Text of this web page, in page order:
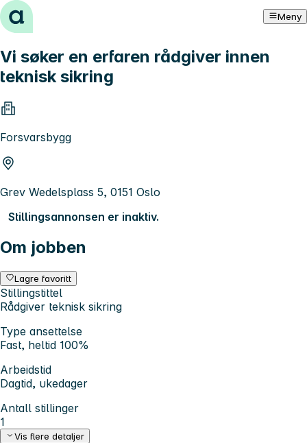
Hopp til innhold Meny
Vi søker en erfaren rådgiver innen
teknisk sikring
Forsvarsbygg
Grev Wedelsplass 5, 0151 Oslo
Stillingsannonsen er inaktiv.
Om jobben
Lagre favoritt
Stillingstittel
Rådgiver teknisk sikring
Type ansettelse
Fast, heltid 100%
Arbeidstid
Dagtid, ukedager
Antall stillinger
1
Vis flere detaljer